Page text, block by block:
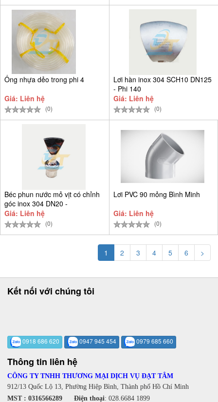
Ống nhựa dẻo trong phi 4
Giá: Liên hệ
(0)
Lơi hàn inox 304 SCH10 DN125
- Phi 140
Giá: Liên hệ
(0)
Béc phun nước mỏ vịt có chỉnh
góc inox 304 DN20 -
Giá: Liên hệ
(0)
Lơi PVC 90 mỏng Bình Minh
Giá: Liên hệ
(0)
1 2 3 4 5 6 >
Kết nối với chúng tôi
0918 686 620 0947 945 454 0979 685 660
Thông tin liên hệ
CÔNG TY TNHH THƯƠNG MẠI DỊCH VỤ ĐẠT TÂM
912/13 Quốc Lộ 13, Phường Hiệp Bình, Thành phố Hồ Chí Minh
MST : 0316566289 Điện thoại: 028.6684 1899